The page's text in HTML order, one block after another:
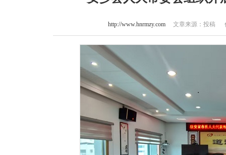
http://www.hnrmzy.com 文章来源：投稿